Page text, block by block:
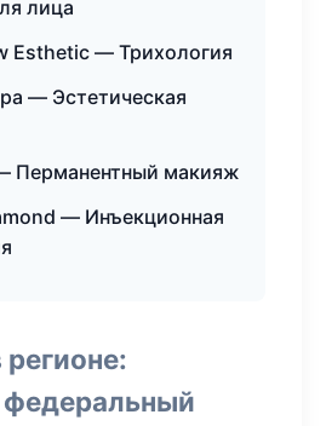
лица
Esthetic — Трихология
— Эстетическая
Перманентный макияж
— Инъекционная